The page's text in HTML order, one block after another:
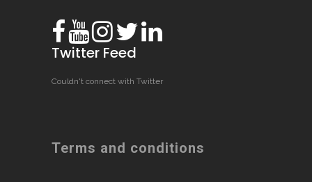
Twitter Feed
Couldn't connect with Twitter
Terms and conditions